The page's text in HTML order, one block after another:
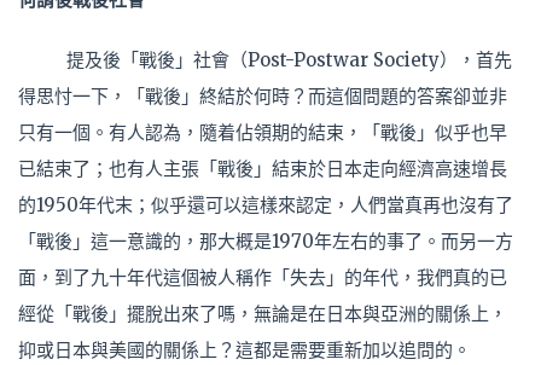
提及後「戰後」社會（Post-Postwar Society），首先
得思忖一下，「戰後」終結於何時？而這個問題的答案卻並非
只有一個。有人認為，隨着佔領期的結束，「戰後」似乎也早
已結束了；也有人主張「戰後」結束於日本走向經濟高速增長
的1950年代末；似乎還可以這樣來認定，人們當真再也沒有了
「戰後」這一意識的，那大概是1970年左右的事了。而另一方
面，到了九十年代這個被人稱作「失去」的年代，我們真的已
經從「戰後」擺脫出來了嗎，無論是在日本與亞洲的關係上，
抑或日本與美國的關係上？這都是需要重新加以追問的。